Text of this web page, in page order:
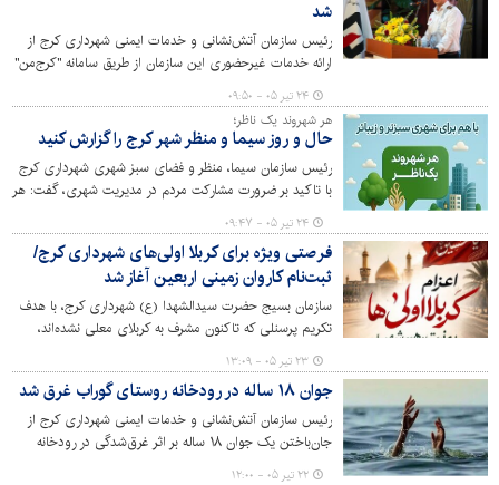
شد
رئیس سازمان آتش‌نشانی و خدمات ایمنی شهرداری کرج از
ارائه خدمات غیرحضوری این سازمان از طریق سامانه "کرج‌من"
و امکان ثبت و پیگیری الکترونیکی درخواست‌های تمامی
متقاضیان خبر داد.
۲۴ تیر ۰۵ - ۰۹:۵۰
هر شهروند یک ناظر؛
حال و روز سیما و منظر شهر کرج را گزارش کنید
رئیس سازمان سیما، منظر و فضای سبز شهری شهرداری کرج
با تاکید بر ضرورت مشارکت مردم در مدیریت شهری، گفت: هر
شهروند می‌تواند در نقش یک ناظر برای سیما و منظر شهر
باشد و مشکلات و پیشنهادهای خود را به‌طور مستقیم گزارش
کند.
۲۴ تیر ۰۵ - ۰۹:۴۷
فرصتی ویژه برای کربلا اولی‌های شهرداری کرج/
ثبت‌نام کاروان زمینی اربعین آغاز شد
سازمان بسیج حضرت سیدالشهدا (ع) شهرداری کرج، با هدف
تکریم پرسنلی که تاکنون مشرف به کربلای معلی نشده‌اند،
ثبت‌نام کاروان زمینی اربعین حسینی را ویژه «زائران اولی»
آغاز کرد. متقاضیان تا ۲۸ تیرماه فرصت دارند با مراجعه به
پایگاه‌های بسیج، جایگاه خود را در این سفر معنوی رزرو کنند.
۲۳ تیر ۰۵ - ۱۳:۰۹
جوان ۱۸ ساله در رودخانه روستای گوراب غرق شد
رئیس سازمان آتش‌نشانی و خدمات ایمنی شهرداری کرج از
جان‌باختن یک جوان ۱۸ ساله بر اثر غرق‌شدگی در رودخانه
روستای گوراب خبر داد.
۲۲ تیر ۰۵ - ۱۲:۰۰